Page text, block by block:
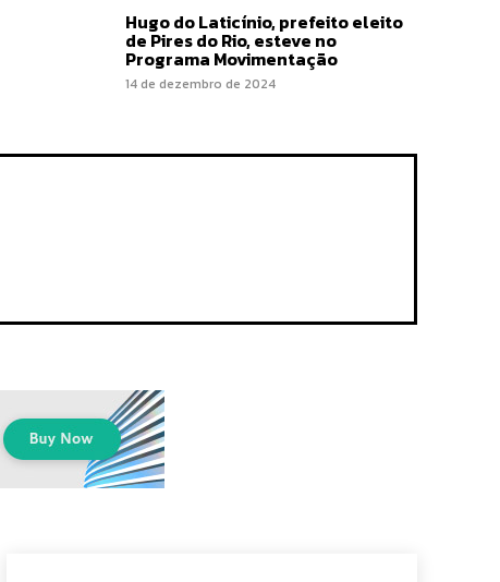
Hugo do Laticínio, prefeito eleito
de Pires do Rio, esteve no
Programa Movimentação
14 de dezembro de 2024